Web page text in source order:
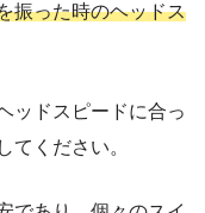
振った時のヘッドス
ッドスピードに合っ
てください。